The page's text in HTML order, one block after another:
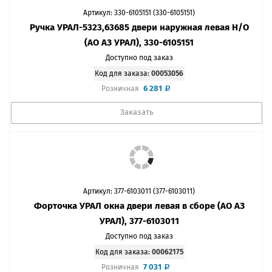
Артикул: 330-6105151 (330-6105151)
Ручка УРАЛ-5323,63685 двери наружная левая Н/О
(АО АЗ УРАЛ), 330-6105151
Доступно под заказ
Код для заказа: 00053056
Розничная 6 281
Заказать
Артикул: 377-6103011 (377-6103011)
Форточка УРАЛ окна двери левая в сборе (АО АЗ
УРАЛ), 377-6103011
Доступно под заказ
Код для заказа: 00062175
Розничная 7 031